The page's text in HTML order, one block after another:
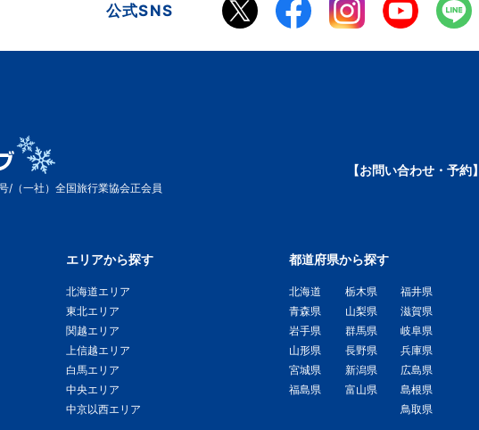
公式SNS
/（一社）全国旅行業協会正会員
【お問い合わせ・予約】
エリアから探す
北海道エリア
東北エリア
関越エリア
上信越エリア
白馬エリア
中央エリア
中京以西エリア
都道府県から探す
北海道
青森県
岩手県
山形県
宮城県
福島県
栃木県
山梨県
群馬県
長野県
新潟県
富山県
福井県
滋賀県
岐阜県
兵庫県
広島県
島根県
鳥取県